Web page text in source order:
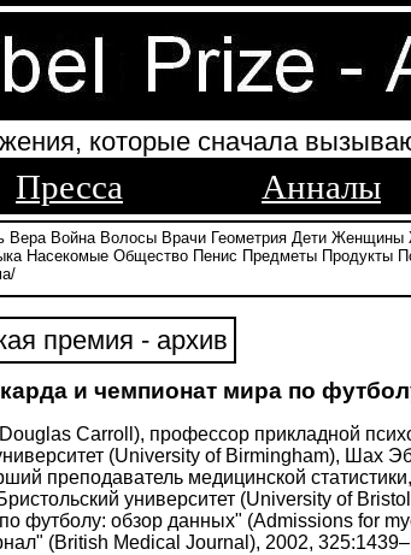
которые сначала
Пресса Анналы
Вера Война Волосы Врачи Геометрия Дети Женщины
Насекомые Общество Пенис Предметы Продукты
премия - архив
и чемпионат мира по
Carroll), профессор прикладной
(University of Birmingham), Шах
преподаватель медицинской
университет (University of
футболу: обзор данных" (Admissions for
(British Medical Journal), 2002,